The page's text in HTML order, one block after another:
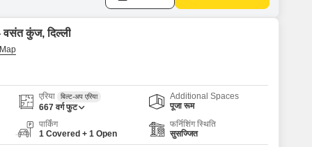
वसंत कुंज, दिल्ली
एरिया बिल्ट-अप एरिया
667 वर्ग फुट
Additional Spaces
पूजा रूम
पार्किंग
1 Covered + 1 Open
फर्निशिंग स्थिति
सुसज्जित